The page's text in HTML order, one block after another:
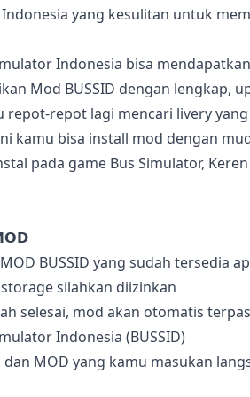
yang kesulitan untuk
Indonesia bisa
Mod BUSSID dengan lengkap,
repot-repot lagi mencari livery
kamu bisa install mod dengan
pada game Bus Simulator,
BUSSID yang sudah tersedia
silahkan diizinkan
selesai, mod akan otomatis
Indonesia (BUSSID)
dan MOD yang kamu masukan